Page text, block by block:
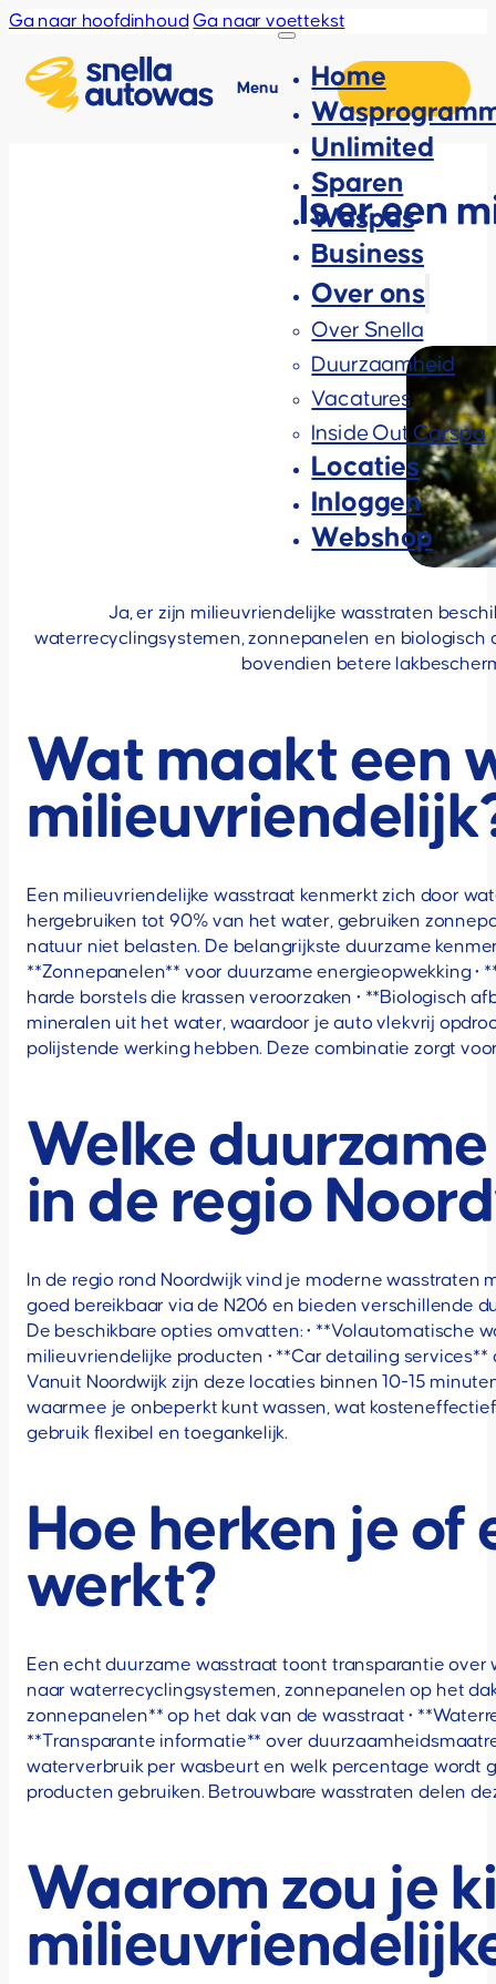
Ga naar hoofdinhoud Ga naar voettekst
Menu
Home
Unlimited
Sparen
Waspas
Business
Over ons
Over Snella
Duurzaamheid
Vacatures
Inside Out Carspa
Locaties
Inloggen
Webshop
Is er een
Ja, er zijn milieuvriendelijke wasstraten
waterrecyclingsystemen, zonnepanelen en
bovendien betere
Wat maakt een
Een milieuvriendelijke wasstraat kenmerkt zich door
hergebruiken tot 90% van het water, gebruiken
natuur niet belasten. De belangrijkste duurzame
**Zonnepanelen** voor duurzame energieopwekking •
harde borstels die krassen veroorzaken • **Biologisch
mineralen uit het water, waardoor je auto vlekvrij
polijstende werking hebben. Deze combinatie zorgt
Welke
in de regio
In de regio rond Noordwijk vind je moderne
goed bereikbaar via de N206 en bieden verschillende
De beschikbare opties omvatten: • **Volautomatische
milieuvriendelijke producten • **Car detailing
Vanuit Noordwijk zijn deze locaties binnen 10-15
waarmee je onbeperkt kunt wassen, wat
gebruik flexibel en toegankelijk.
Hoe herken je
werkt?
Een echt duurzame wasstraat toont transparantie
naar waterrecyclingsystemen, zonnepanelen op het
zonnepanelen** op het dak van de wasstraat •
**Transparante informatie** over
waterverbruik per wasbeurt en welk percentage wordt
producten gebruiken. Betrouwbare wasstraten delen
Waarom zou je